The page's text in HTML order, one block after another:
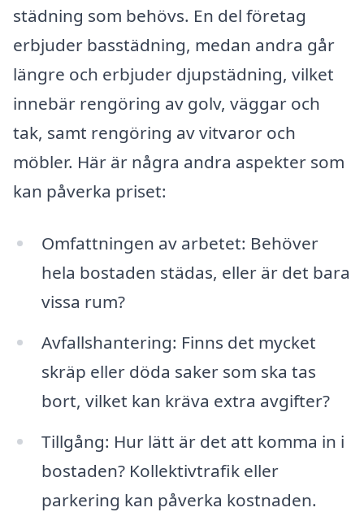
städning som behövs. En del företag
erbjuder basstädning, medan andra går
längre och erbjuder djupstädning, vilket
innebär rengöring av golv, väggar och
tak, samt rengöring av vitvaror och
möbler. Här är några andra aspekter som
kan påverka priset:
Omfattningen av arbetet: Behöver
hela bostaden städas, eller är det bara
vissa rum?
Avfallshantering: Finns det mycket
skräp eller döda saker som ska tas
bort, vilket kan kräva extra avgifter?
Tillgång: Hur lätt är det att komma in i
bostaden? Kollektivtrafik eller
parkering kan påverka kostnaden.